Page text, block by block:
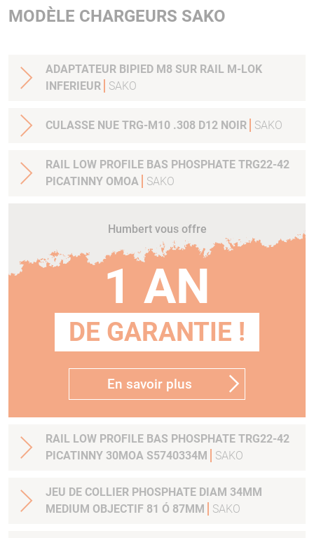
MODÈLE CHARGEURS SAKO
ADAPTATEUR BIPIED M8 SUR RAIL M-LOK
INFERIEUR
SAKO
CULASSE NUE TRG-M10 .308 D12 NOIR SAKO
RAIL LOW PROFILE BAS PHOSPHATE TRG22-42
PICATINNY OMOA
SAKO
Humbert vous offre
1 AN
DE GARANTIE !
En savoir plus
RAIL LOW PROFILE BAS PHOSPHATE TRG22-42
PICATINNY 30MOA S5740334M
SAKO
JEU DE COLLIER PHOSPHATE DIAM 34MM
MEDIUM OBJECTIF 81 Ó 87MM
SAKO